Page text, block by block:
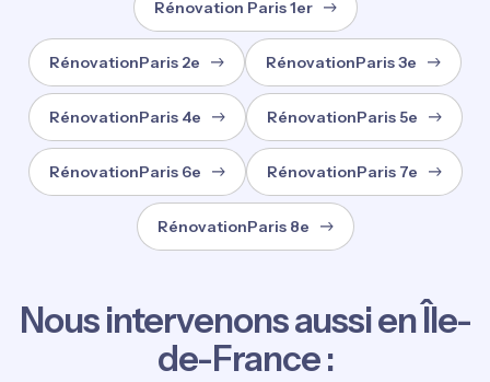
Rénovation Paris 1er
RénovationParis 2e RénovationParis 3e
RénovationParis 4e RénovationParis 5e
RénovationParis 6e RénovationParis 7e
RénovationParis 8e
Nous intervenons aussi en Île-
de-France :